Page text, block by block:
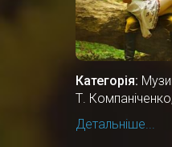
Категорія:
Т.
Детальніше...